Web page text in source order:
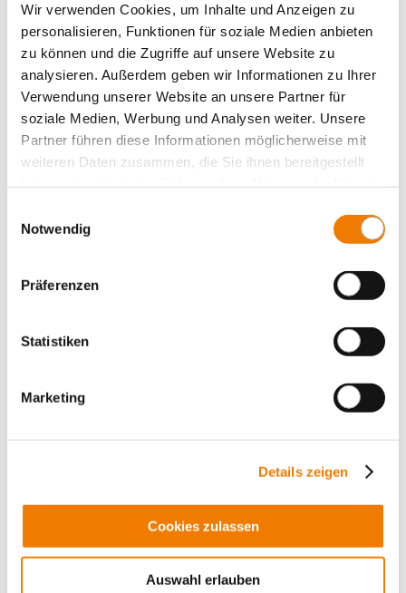
Wir verwenden Cookies, um Inhalte und Anzeigen zu
personalisieren, Funktionen für soziale Medien anbieten
zu können und die Zugriffe auf unsere Website zu
analysieren. Außerdem geben wir Informationen zu Ihrer
Verwendung unserer Website an unsere Partner für
soziale Medien, Werbung und Analysen weiter. Unsere
Partner führen diese Informationen möglicherweise mit
weiteren Daten zusammen, die Sie ihnen bereitgestellt
Notwendig
Präferenzen
Statistiken
Marketing
Details zeigen
Cookies zulassen
Auswahl erlauben
23006000AD
CAPUS Panel
interrupteur-sectionneur à 3 pôles
vis M12, poignée gris graphite
for mounting plate
Plus
000AD